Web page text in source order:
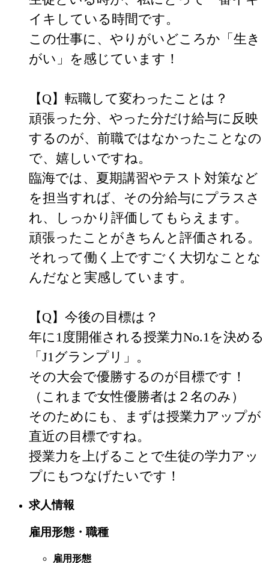
イキしている時間です。
この仕事に、やりがいどころか「生き
がい」を感じています！
【Q】転職して変わったことは？
頑張った分、やった分だけ給与に反映
するのが、前職ではなかったことなの
で、嬉しいですね。
臨海では、夏期講習やテスト対策など
を担当すれば、その分給与にプラスさ
れ、しっかり評価してもらえます。
頑張ったことがきちんと評価される。
それって働く上ですごく大切なことな
んだなと実感しています。
【Q】今後の目標は？
年に1度開催される授業力No.1を決める
「J1グランプリ」。
その大会で優勝するのが目標です！
（これまで女性優勝者は２名のみ）
そのためにも、まずは授業力アップが
直近の目標ですね。
授業力を上げることで生徒の学力アッ
プにもつなげたいです！
求人情報
雇用形態・職種
雇用形態